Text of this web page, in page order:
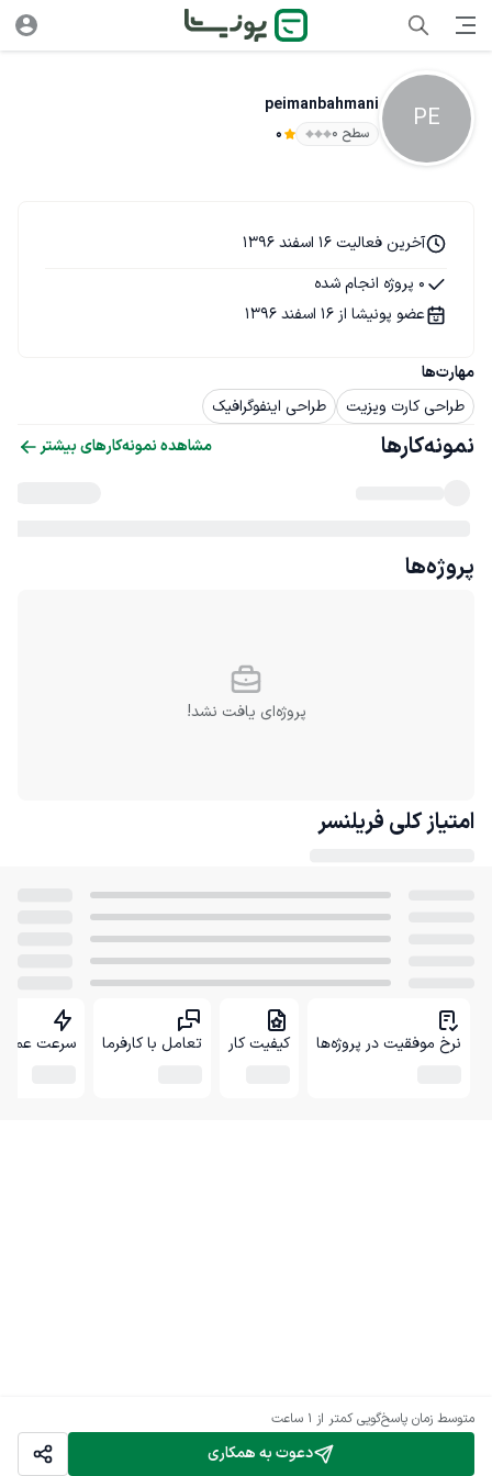
PE
peimanbahmani
سطح ۰ 0
دعوت به همکاری
متوسط زمان پاسخ‌گویی کمتر از 1 ساعت
مهارت‌ها
طراحی کارت ویزیت
طراحی اینفوگرافیک
آخرین فعالیت 16 اسفند 1396
0 پروژه انجام شده
عضو پونیشا از 16 اسفند 1396
نمونه‌کارها مشاهده نمونه‌کارهای بیشتر
پروژه‌ها
پروژه‌ای یافت نشد!
امتیاز کلی فریلنسر
نرخ موفقیت در پروژه‌ها کیفیت کار تعامل با کارفرما سرعت عمل